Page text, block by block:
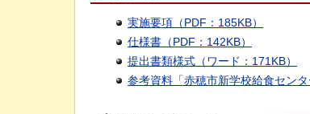
実施要項（PDF：185KB）
仕様書（PDF：142KB）
提出書類様式（ワード：171KB）
参考資料「赤穂市新学校給食セン